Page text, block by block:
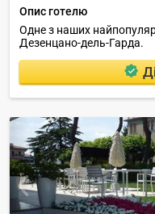
Опис готелю
Одне з наших
Дезенцано-дель-Гарда.